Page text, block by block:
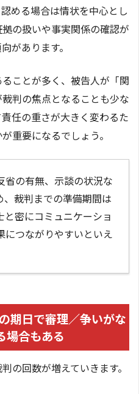
める場合は情状を中心とし
の扱いや事実関係の確認が
があります。
ることが多く、被告人が「関
判の焦点となることも少な
任の重さが大きく変わるた
重要になるでしょう。
省の有無、示談の状況な
、裁判までの準備期間は
密にコミュニケーショ
につながりやすいといえ
期日で審理／争いがな
場合もある
の回数が増えていきます。